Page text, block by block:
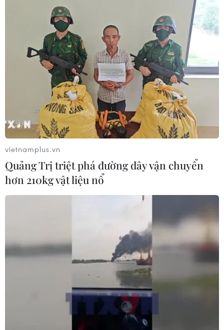
vietnamplus.vn
Quảng Trị triệt phá đường dây vận chuyển
hơn 210kg vật liệu nổ